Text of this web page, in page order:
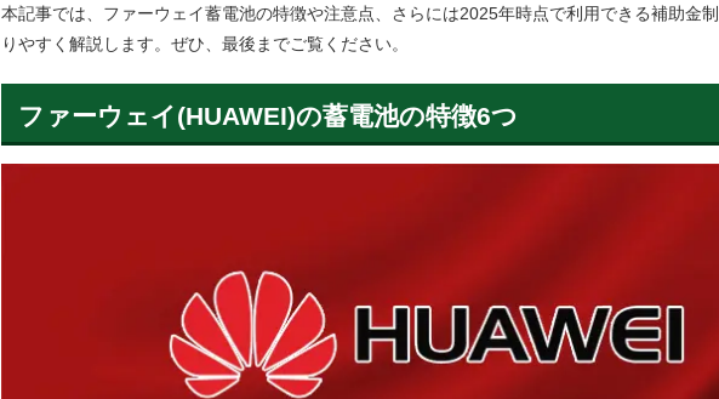
本記事では、ファーウェイ蓄電池の特徴や注意点、さらには2025年時点で利用できる補助金
りやすく解説します。ぜひ、最後までご覧ください。
ファーウェイ(HUAWEI)の蓄電池の特徴6つ